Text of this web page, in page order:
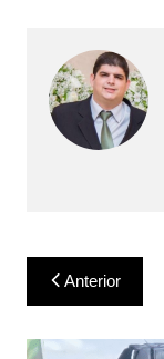
Navegação
de
Post
Anterior